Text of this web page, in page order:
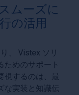
ムーズに
の活用
、 Vistex ソリ
ためのサポート
視するのは、最
な実装と知識伝